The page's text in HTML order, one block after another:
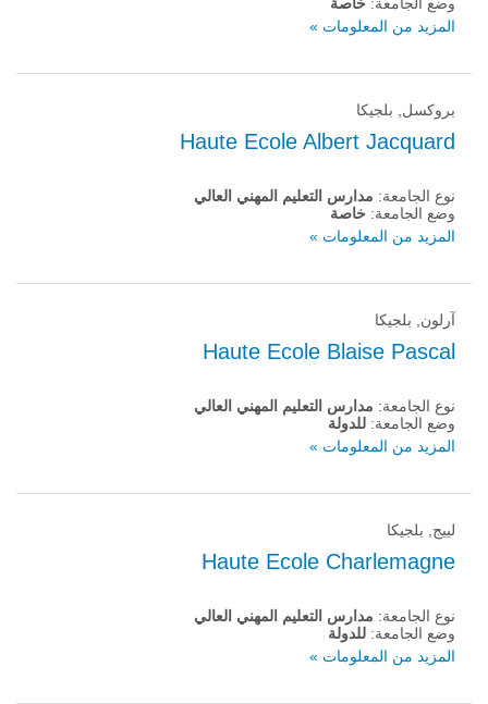
المزيد من المعلومات »
بروكسل, بلجيكا
Haute Ecole Albert Jacquard
نوع الجامعة: مدارس التعليم المهني العالي
وضع الجامعة: خاصة
المزيد من المعلومات »
آرلون, بلجيكا
Haute Ecole Blaise Pascal
نوع الجامعة: مدارس التعليم المهني العالي
وضع الجامعة: للدولة
المزيد من المعلومات »
لييج, بلجيكا
Haute Ecole Charlemagne
نوع الجامعة: مدارس التعليم المهني العالي
وضع الجامعة: للدولة
المزيد من المعلومات »